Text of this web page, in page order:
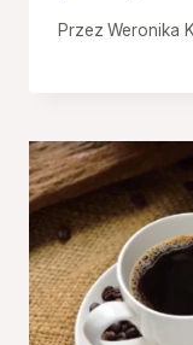
Przez Weronika